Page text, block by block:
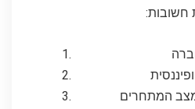
מצב המתחרים